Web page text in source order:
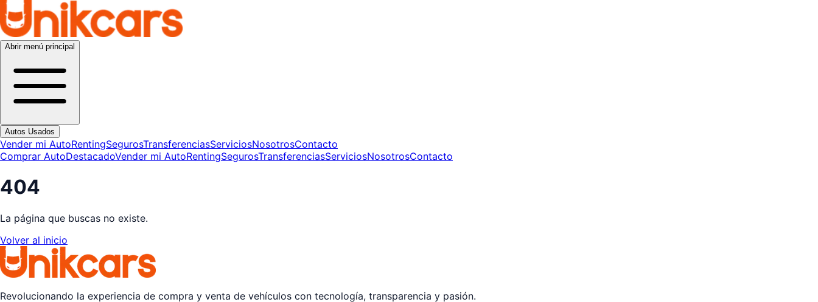
Abrir menú principal
Autos Usados
Vender mi AutoRentingSegurosTransferenciasServiciosNosotrosContacto
Comprar AutoDestacadoVender mi AutoRentingSegurosTransferenciasServiciosNosotrosContacto
404
La página que buscas no existe.
Volver al inicio
Revolucionando la experiencia de compra y venta de vehículos con tecnología, transparencia y pasión.